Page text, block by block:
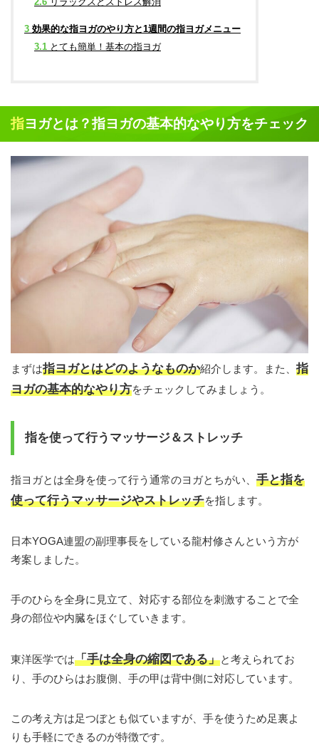
3 効果的な指ヨガのやり方と1週間の指ヨガメニュー
3.1 とても簡単！基本の指ヨガ
指ヨガとは？指ヨガの基本的なやり方をチェック
まずは指ヨガとはどのようなものか紹介します。また、 指
ヨガの基本的なやり方をチェックしてみましょう。
指を使って行うマッサージ＆ストレッチ
指ヨガとは全身を使って行う通常のヨガとちがい、 手と指を
使って行うマッサージやストレッチを指します。
日本YOGA連盟の副理事長をしている龍村修さんという方が
考案しました。
手のひらを全身に見立て、対応する部位を刺激することで全
身の部位や内臓をほぐしていきます。
東洋医学では「手は全身の縮図である」と考えられてお
り、手のひらはお腹側、手の甲は背中側に対応しています。
この考え方は足つぼとも似ていますが、手を使うため足裏よ
りも手軽にできるのが特徴です。